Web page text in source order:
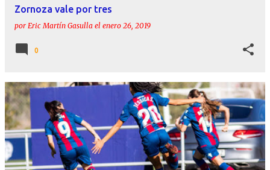
Zornoza vale por tres
por Eric Martín Gasulla el enero 26, 2019
0